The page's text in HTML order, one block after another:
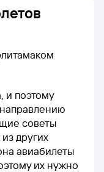
и поэтому
советы
других
авиабилеты
их нужно